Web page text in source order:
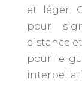
et léger.
pour
distance
pour le